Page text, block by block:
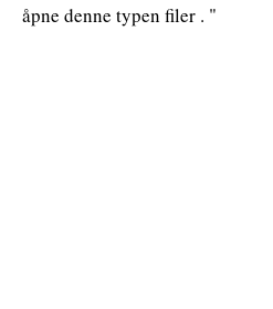
åpne denne typen filer . "